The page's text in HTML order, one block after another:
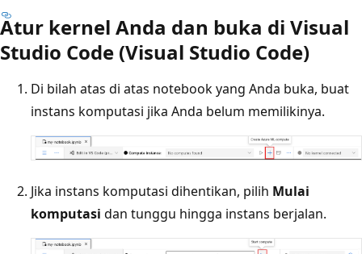
Atur kernel Anda dan buka di Visual
Studio Code (Visual Studio Code)
Di bilah atas di atas notebook yang Anda buka, buat
instans komputasi jika Anda belum memilikinya.
Jika instans komputasi dihentikan, pilih Mulai
komputasi dan tunggu hingga instans berjalan.